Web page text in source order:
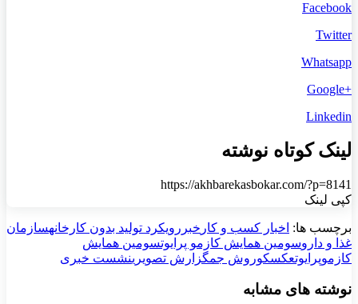
Facebook
Twitter
Whatsapp
+Google
Linkedin
لینک کوتاه نوشته
https://akhbarekasbokar.com/?p=8141
کپی لینک
برچسب ها: اخبار کسب و کار خبر رویکرد تولید بدون کارخانهسازمان
غذا و داروسومین همايش کازمو پرایوتسومین همايش
کازموپرایوتعکسکوروش جمگزارش تصویرینشست خبری
نوشته های مشابه